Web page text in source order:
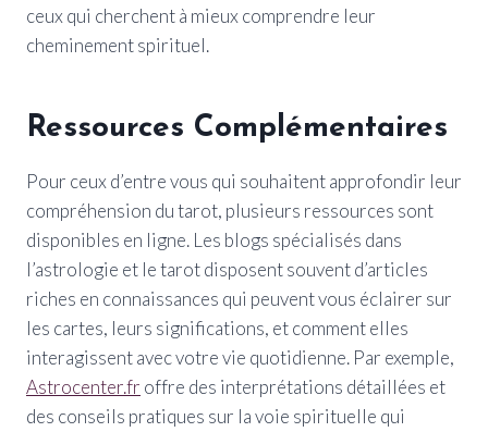
ceux qui cherchent à mieux comprendre leur
cheminement spirituel.
Ressources Complémentaires
Pour ceux d’entre vous qui souhaitent approfondir leur
compréhension du tarot, plusieurs ressources sont
disponibles en ligne. Les blogs spécialisés dans
l’astrologie et le tarot disposent souvent d’articles
riches en connaissances qui peuvent vous éclairer sur
les cartes, leurs significations, et comment elles
interagissent avec votre vie quotidienne. Par exemple,
Astrocenter.fr offre des interprétations détaillées et
des conseils pratiques sur la voie spirituelle qui